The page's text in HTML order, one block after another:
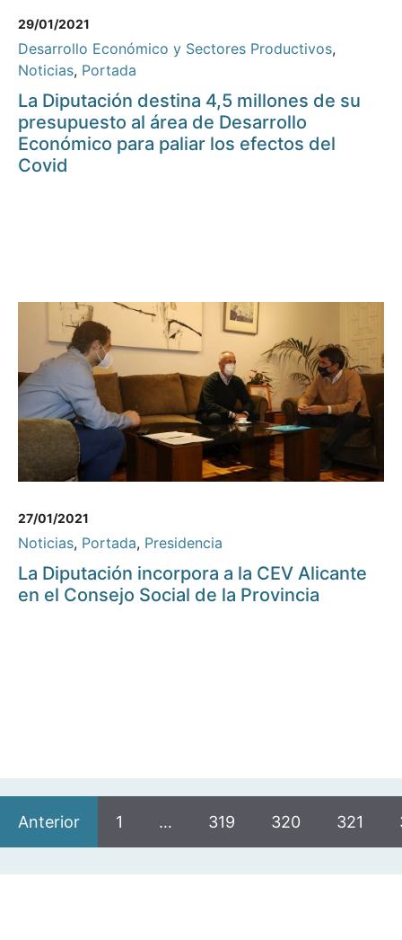
29/01/2021
Desarrollo Económico y Sectores Productivos,
Noticias, Portada
La Diputación destina 4,5 millones de su
presupuesto al área de Desarrollo
Económico para paliar los efectos del
Covid
27/01/2021
Noticias, Portada, Presidencia
La Diputación incorpora a la CEV Alicante
en el Consejo Social de la Provincia
Anterior 1 … 319 320 321